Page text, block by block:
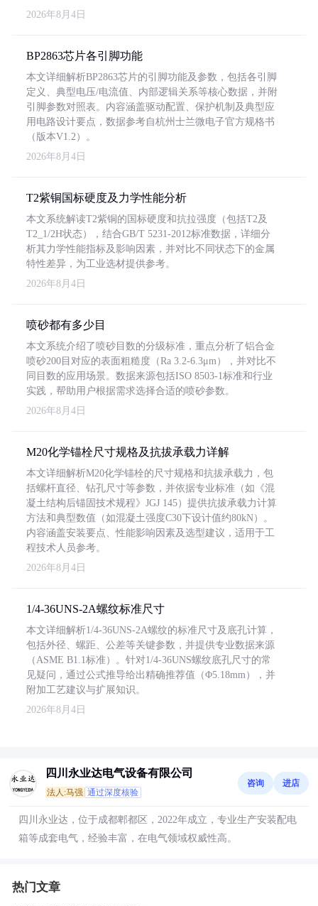
2026年8月4日
BP2863芯片各引脚功能
本文详细解析BP2863芯片的引脚功能及参数，包括各引脚
定义、典型电压/电流值、内部逻辑关系等核心数据，并附
引脚参数对照表。内容涵盖驱动配置、保护机制及典型应
用电路设计要点，数据参考自杭州士兰微电子官方规格书
（版本V1.2）。
2026年8月4日
T2紫铜国标硬度及力学性能分析
本文系统解读T2紫铜的国标硬度和抗拉强度（包括T2及
T2_1/2H状态），结合GB/T 5231-2012标准数据，详细分
析其力学性能指标及影响因素，并对比不同状态下的金属
特性差异，为工业选材提供参考。
2026年8月4日
喷砂都有多少目
本文系统介绍了喷砂目数的分级标准，重点分析了铝合金
喷砂200目对应的表面粗糙度（Ra 3.2-6.3μm），并对比不
同目数的应用场景。数据来源包括ISO 8503-1标准和行业
实践，帮助用户根据需求选择合适的喷砂参数。
2026年8月4日
M20化学锚栓尺寸规格及抗拔承载力详解
本文详细解析M20化学锚栓的尺寸规格和抗拔承载力，包
括螺杆直径、钻孔尺寸等参数，并依据专业标准（如《混
凝土结构后锚固技术规程》JGJ 145）提供抗拔承载力计算
方法和典型数值（如混凝土强度C30下设计值约80kN）。
内容涵盖安装要点、性能影响因素及选型建议，适用于工
程技术人员参考。
2026年8月4日
1/4-36UNS-2A螺纹标准尺寸
本文详细解析1/4-36UNS-2A螺纹的标准尺寸及底孔计算，
包括外径、螺距、公差等关键参数，并提供专业数据来源
（ASME B1.1标准）。针对1/4-36UNS螺纹底孔尺寸的常
见疑问，通过公式推导给出精确推荐值（Φ5.18mm），并
附加工艺建议与扩展知识。
2026年8月4日
四川永业达电气设备有限公司
法人:马强 通过深度核验
咨询 进店
四川永业达，位于成都郫都区，2022年成立，专业生产安装配电
箱等成套电气，经验丰富，在电气领域权威性高。
热门文章